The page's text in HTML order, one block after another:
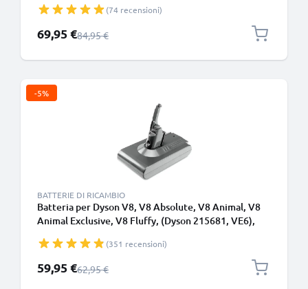
con viti - di CELLONIC(74 recensioni)
Prezzo speciale
69,95 €Prezzo normale
84,95 €
-5%
BATTERIE DI RICAMBIO
Batteria per Dyson V8, V8 Absolute, V8 Animal, V8
Animal Exclusive, V8 Fluffy, (Dyson 215681, VE6),
(351 recensioni)
Prezzo speciale
59,95 €Prezzo normale
62,95 €